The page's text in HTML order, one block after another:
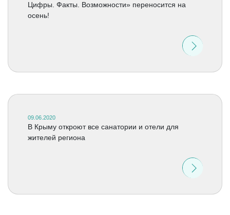
Цифры. Факты. Возможности» переносится на
осень!
09.06.2020
В Крыму откроют все санатории и отели для
жителей региона